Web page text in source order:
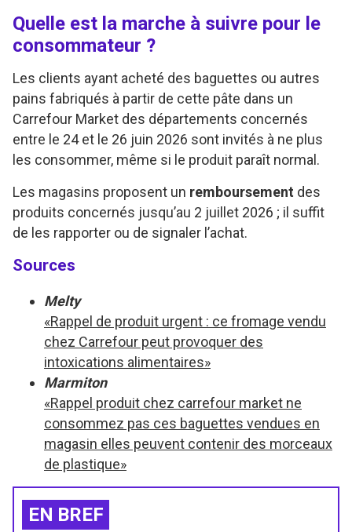
Quelle est la marche à suivre pour le
consommateur ?
Les clients ayant acheté des baguettes ou autres
pains fabriqués à partir de cette pâte dans un
Carrefour Market des départements concernés
entre le 24 et le 26 juin 2026 sont invités à ne plus
les consommer, même si le produit paraît normal.
Les magasins proposent un remboursement des
produits concernés jusqu’au 2 juillet 2026 ; il suffit
de les rapporter ou de signaler l’achat.
Sources
Melty
«Rappel de produit urgent : ce fromage vendu
chez Carrefour peut provoquer des
intoxications alimentaires»
Marmiton
«Rappel produit chez carrefour market ne
consommez pas ces baguettes vendues en
magasin elles peuvent contenir des morceaux
de plastique»
EN BREF